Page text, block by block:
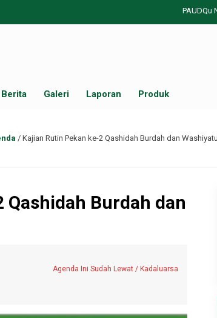
PAUDQu
Galeri Laporan Produk
/ Kajian Rutin Pekan ke-2 Qashidah Burdah dan
Qashidah Burdah dan
Agenda Ini Sudah Lewat / Kadaluarsa